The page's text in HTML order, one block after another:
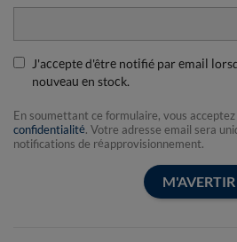
J'accepte d'être notifié par email
nouveau en stock.
En soumettant ce formulaire, vous
confidentialité. Votre adresse email sera
notifications de réapprovisionnement.
M'AVERTIR